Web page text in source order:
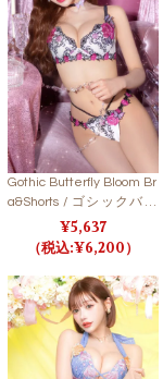
Gothic Butterfly Bloom Br
a&Shorts / ゴシックバタ
フライブルームブラ＆シ
ョーツ 【LB5500】
5,637
6,200